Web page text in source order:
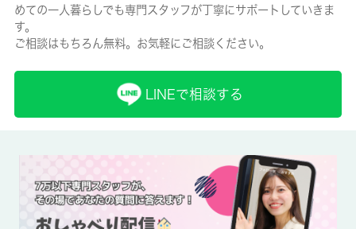
一般/2年
取引形態
仲介
備考
いお部屋になっております。通話ボタンを押せば相手の声が聞け
るので、会話したうえで直接会うかを決められるインターホンが
あります。バスルームとトイレが分かれています。魅力的な駅近
の物件で、駅まで徒歩10分です。どういった生活を送りたいか。
それも住まい選びでは必要な要素です。新しい住まいでの快適な
めての一人暮らしでも専門スタッフが丁寧にサポートしていきま
す。
ご相談はもちろん無料。お気軽にご相談ください。
LINEで相談する